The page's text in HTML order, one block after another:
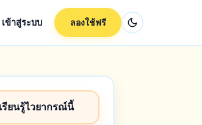
เข้าสู่ระบบ ลองใช้ฟรี
รียนรู้ไวยากรณ์นี้